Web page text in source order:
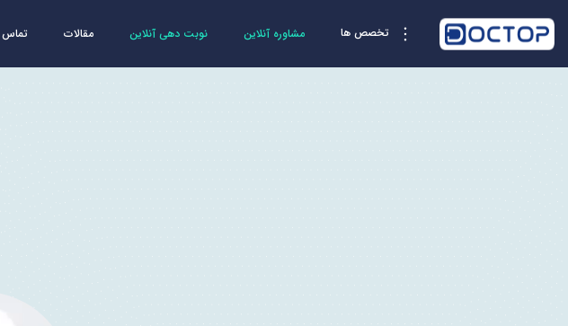
تخصص ها مشاوره آنلاین نوبت دهی آنلاین مقالات تماس